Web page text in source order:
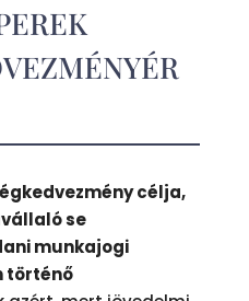
célja,
se
munkajogi
történő